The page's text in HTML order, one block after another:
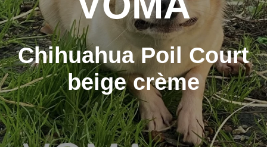
Chihuahua Poil Court
beige crème